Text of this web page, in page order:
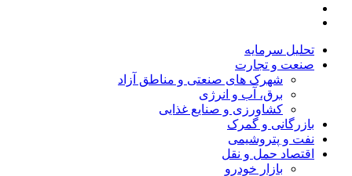
تحلیل‌ سرمایه
صنعت و تجارت
شهرک های صنعتی و مناطق آزاد
برق، آب و انرژی
کشاورزی و صنایع غذایی
بازرگانی و گمرک
نفت و پتروشیمی
اقتصاد حمل و نقل
بازار خودرو